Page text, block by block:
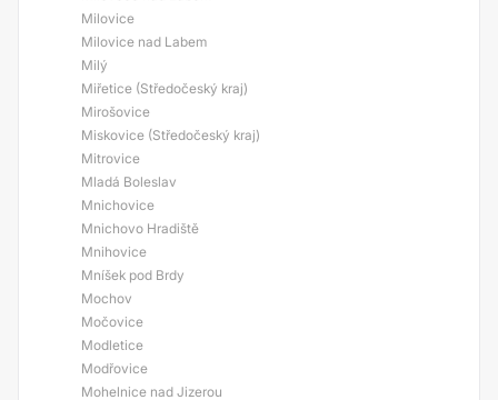
Milovice
Milovice nad Labem
Milý
Miřetice (Středočeský kraj)
Mirošovice
Miskovice (Středočeský kraj)
Mitrovice
Mladá Boleslav
Mnichovice
Mnichovo Hradiště
Mnihovice
Mníšek pod Brdy
Mochov
Močovice
Modletice
Modřovice
Mohelnice nad Jizerou